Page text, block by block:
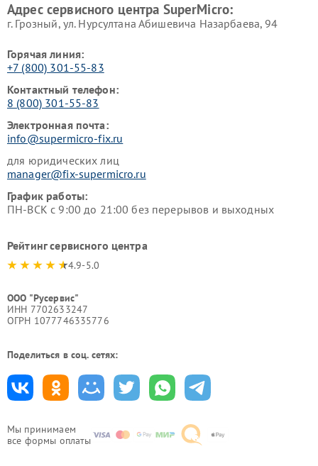
Мы принимаем
все формы оплаты
Адрес сервисного центра SuperMicro:
г. Грозный, ул. Нурсултана Абишевича Назарбаева, 94
Горячая линия:
+7 (800) 301-55-83
Контактный телефон:
8 (800) 301-55-83
Электронная почта:
info@supermicro-fix.ru
для юридических лиц
manager@fix-supermicro.ru
График работы:
ПН-ВСК с 9:00 до 21:00 без перерывов и выходных
Рейтинг сервисного центра
4.9-5.0
ООО "Русервис"
ИНН 7702633247
ОГРН 1077746335776
Поделиться в соц. сетях: